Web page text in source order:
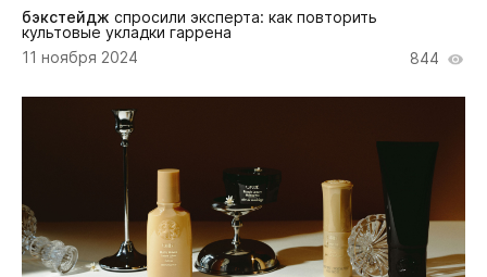
бэкстейдж спросили эксперта: как повторить
культовые укладки гаррена
11 ноября 2024
844